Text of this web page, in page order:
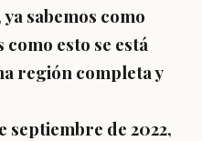
sabemos como
esto se está
región completa y
de 2022,